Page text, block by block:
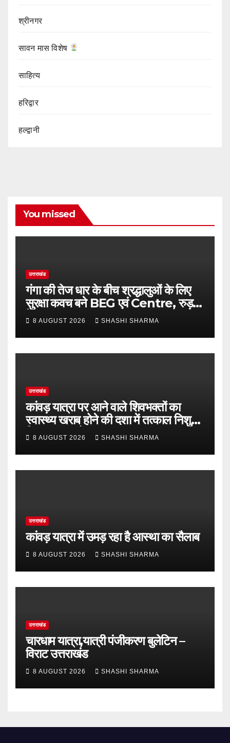
श्रीनगर
सावन मास विशेष
साहित्य
हरिद्वार
हल्द्वानी
You missed
उत्तराखंड
गंगा की तेज धार के बीच श्रद्धालुओं के लिए
सुरक्षा कवच बने BEG एवं Centre, रुड़की
के जांबाज जवान
8 AUGUST 2026 SHASHI SHARMA
उत्तराखंड
कांवड़ यात्रा पर आने वाले शिवभक्तों का
स्वास्थ्य खराब होने की दशा में तत्काल निशुल्क
किया जा रहा है उपचार
8 AUGUST 2026 SHASHI SHARMA
उत्तराखंड
कांवड़ यात्रा में उमड़ रहा है आस्था का सैलाब
8 AUGUST 2026 SHASHI SHARMA
उत्तराखंड
चारधाम यात्रा,यात्री पंजीकरण बुलेटिन –
विराट उत्तराखंड
8 AUGUST 2026 SHASHI SHARMA